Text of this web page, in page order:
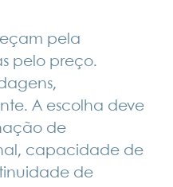
pela
pelo preço.
A escolha deve
de
capacidade de
de